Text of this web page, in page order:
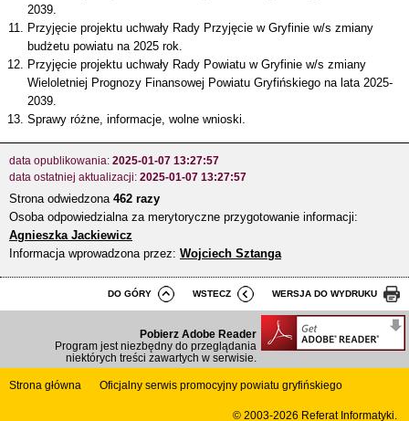
2039.
Przyjęcie projektu uchwały Rady Przyjęcie w Gryfinie w/s zmiany
budżetu powiatu na 2025 rok.
Przyjęcie projektu uchwały Rady Powiatu w Gryfinie w/s zmiany
Wieloletniej Prognozy Finansowej Powiatu Gryfińskiego na lata 2025-
2039.
Sprawy różne, informacje, wolne wnioski.
data opublikowania: 2025-01-07 13:27:57
data ostatniej aktualizacji: 2025-01-07 13:27:57
Strona odwiedzona 462 razy
Osoba odpowiedzialna za merytoryczne przygotowanie informacji:
Agnieszka Jackiewicz
Informacja wprowadzona przez: Wojciech Sztanga
DO GÓRY WSTECZ WERSJA DO WYDRUKU
Pobierz Adobe Reader
Program jest niezbędny do przeglądania
niektórych treści zawartych w serwisie.
Strona główna Oficjalny serwis promocyjny powiatu gryfińskiego
© 2003-2026 Referat Informatyki.